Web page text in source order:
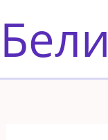
к
содержимому